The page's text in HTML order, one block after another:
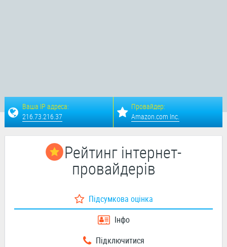
Ваша IP адреса:
216.73.216.37
Провайдер:
Amazon.com Inc.
Рейтинг інтернет-
провайдерів
Підсумкова оцінка
Інфо
Підключитися